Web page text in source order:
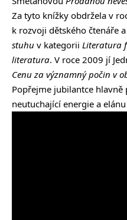
Za tyto knížky obdržela v
k rozvoji dětského čtenáře
stuhu v kategorii Literatura
literatura. V roce 2009 jí
Cenu za významný počin v
Popřejme jubilantce hlavně
neutuchající energie a